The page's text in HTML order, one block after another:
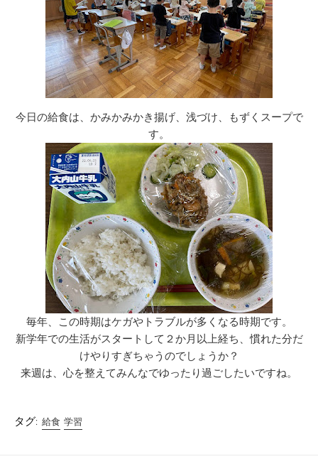
今日の給食は、かみかみかき揚げ、浅づけ、もずくスープで
す。
毎年、この時期はケガやトラブルが多くなる時期です。
新学年での生活がスタートして２か月以上経ち、慣れた分だ
けやりすぎちゃうのでしょうか？
来週は、心を整えてみんなでゆったり過ごしたいですね。
タグ: 給食 学習